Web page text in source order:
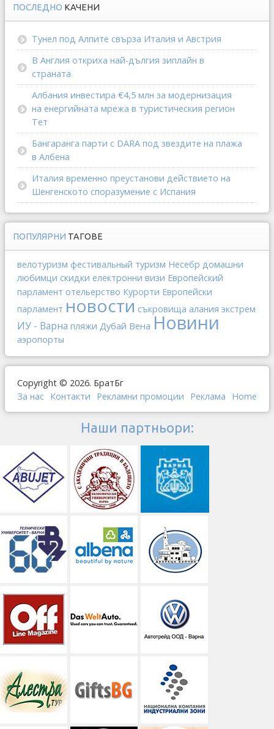
ПОСЛЕДНО КАЧЕНИ
Тунел под Алпите свърза Италия и Австрия
В Англия откриха най-дългия зиплайн в
страната
Албания инвестира €4,5 млн за модернизация
на енергийната мрежа в туристическия регион
Тет
Бангаранга парти с DARA под звездите на плажа
в Албена
Италия временно преустанови действието на
Шенгенското споразумение с Испания
ПОПУЛЯРНИ ТАГОВЕ
велотуризм фестивальный туризм Несебр домашни
любимци скидки електронни визи Европейский
парламент отельерство Курорти Европейски
парламент новости съкровища алания экстрем
ИУ - Варна пляжи Дубай Вена Новини
аэропорты
Copyright © 2026. БратБг
За нас Контакти Рекламни промоции Реклама Home
Наши партньори: